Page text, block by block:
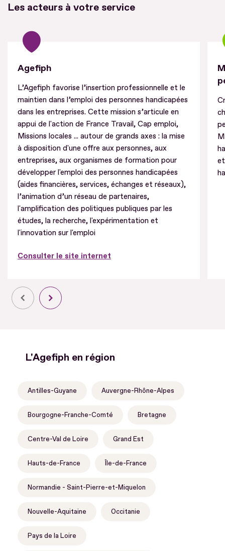
Les acteurs à votre service
Agefiph
L’Agefiph favorise l’insertion professionnelle et le
maintien dans l’emploi des personnes handicapées
dans les entreprises. Cette mission s’articule en
appui de l'action de France Travail, Cap emploi,
Missions locales ... autour de grands axes : la mise
à disposition d'une offre aux personnes, aux
entreprises, aux organismes de formation pour
développer l'emploi des personnes handicapées
(aides financières, services, échanges et réseaux),
l’animation d’un réseau de partenaires,
l'amplification des politiques publiques par les
études, la recherche, l'expérimentation et
l'innovation sur l'emploi
Consulter le site internet
L'Agefiph en région
Antilles-Guyane Auvergne-Rhône-Alpes
Bourgogne-Franche-Comté Bretagne
Centre-Val de Loire Grand Est
Hauts-de-France Île-de-France
Normandie - Saint-Pierre-et-Miquelon
Nouvelle-Aquitaine Occitanie
Pays de la Loire